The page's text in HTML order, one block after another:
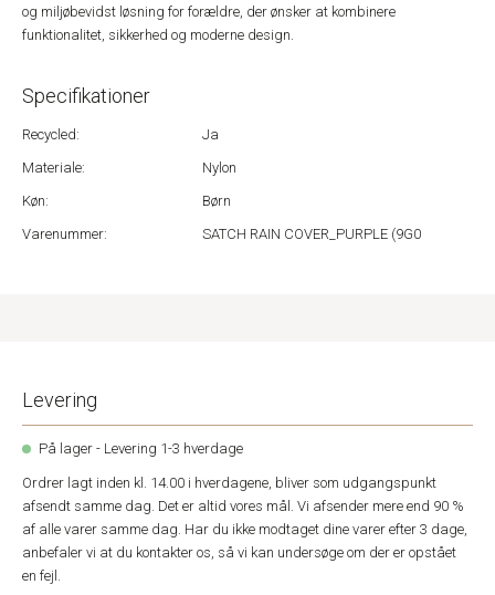
og miljøbevidst løsning for forældre, der ønsker at kombinere
funktionalitet, sikkerhed og moderne design.
Specifikationer
Recycled:
Ja
Materiale:
Nylon
Køn:
Børn
Varenummer:
SATCH RAIN COVER_PURPLE (9G0
Levering
På lager - Levering 1-3 hverdage
Ordrer lagt inden kl. 14.00 i hverdagene, bliver som udgangspunkt
afsendt samme dag. Det er altid vores mål. Vi afsender mere end 90 %
af alle varer samme dag. Har du ikke modtaget dine varer efter 3 dage,
anbefaler vi at du kontakter os, så vi kan undersøge om der er opstået
en fejl.